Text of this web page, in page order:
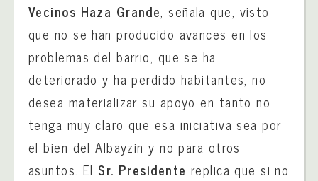
Vecinos Haza Grande, señala que, visto
que no se han producido avances en los
problemas del barrio, que se ha
deteriorado y ha perdido habitantes, no
desea materializar su apoyo en tanto no
tenga muy claro que esa iniciativa sea por
el bien del Albayzin y no para otros
asuntos. ElSr. Presidente replica que si no